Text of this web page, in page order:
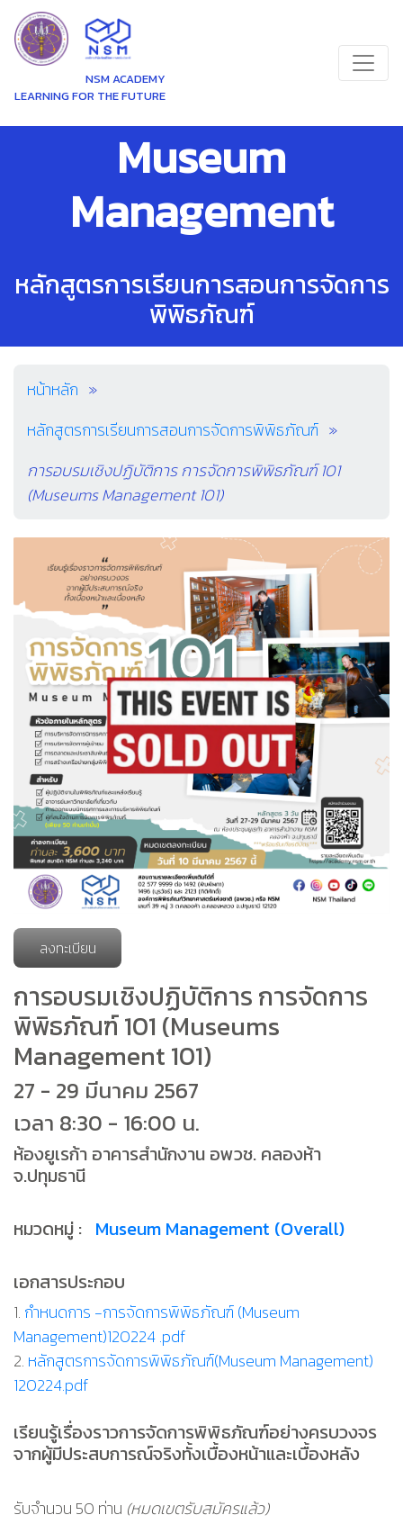
NSM ACADEMY
LEARNING FOR THE FUTURE
Museum
Management
หลักสูตรการเรียนการสอนการจัดการ
พิพิธภัณฑ์
หน้าหลัก
หลักสูตรการเรียนการสอนการจัดการพิพิธภัณฑ์
การอบรมเชิงปฏิบัติการ การจัดการพิพิธภัณฑ์ 101
(Museums Management 101)
ลงทะเบียน
การอบรมเชิงปฏิบัติการ การจัดการ
พิพิธภัณฑ์ 101 (Museums
Management 101)
27 - 29 มีนาคม 2567
เวลา 8:30 - 16:00 น.
ห้องยูเรก้า อาคารสำนักงาน อพวช. คลองห้า
จ.ปทุมธานี
หมวดหมู่ : Museum Management (Overall)
เอกสารประกอบ
1. กำหนดการ -การจัดการพิพิธภัณฑ์ (Museum
Management)120224 .pdf
2. หลักสูตรการจัดการพิพิธภัณฑ์(Museum Management)
120224.pdf
เรียนรู้เรื่องราวการจัดการพิพิธภัณฑ์อย่างครบวงจร
จากผู้มีประสบการณ์จริงทั้งเบื้องหน้าและเบื้องหลัง
รับจำนวน 50 ท่าน (หมดเขตรับสมัครแล้ว)